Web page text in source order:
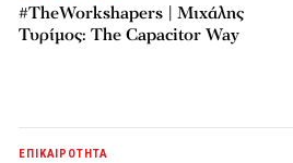
#TheWorkshapers | Μιχάλης
Τυρίμος: The Capacitor Way
ΕΠΙΚΑΙΡΟΤΗΤΑ